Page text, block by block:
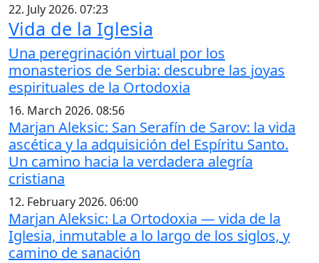
22. July 2026. 07:23
Vida de la Iglesia
Una peregrinación virtual por los
monasterios de Serbia: descubre las joyas
espirituales de la Ortodoxia
16. March 2026. 08:56
Marjan Aleksic: San Serafín de Sarov: la vida
ascética y la adquisición del Espíritu Santo.
Un camino hacia la verdadera alegría
cristiana
12. February 2026. 06:00
Marjan Aleksic: La Ortodoxia — vida de la
Iglesia, inmutable a lo largo de los siglos, y
camino de sanación